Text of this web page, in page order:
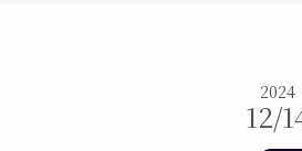
2024
12/